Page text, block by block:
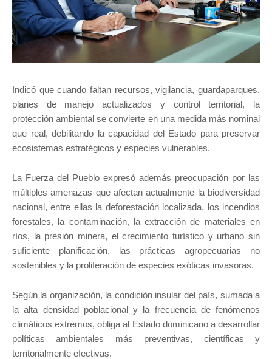
Indicó que cuando faltan recursos, vigilancia, guardaparques,
planes de manejo actualizados y control territorial, la
protección ambiental se convierte en una medida más nominal
que real, debilitando la capacidad del Estado para preservar
ecosistemas estratégicos y especies vulnerables.
La Fuerza del Pueblo expresó además preocupación por las
múltiples amenazas que afectan actualmente la biodiversidad
nacional, entre ellas la deforestación localizada, los incendios
forestales, la contaminación, la extracción de materiales en
ríos, la presión minera, el crecimiento turístico y urbano sin
suficiente planificación, las prácticas agropecuarias no
sostenibles y la proliferación de especies exóticas invasoras.
Según la organización, la condición insular del país, sumada a
la alta densidad poblacional y la frecuencia de fenómenos
climáticos extremos, obliga al Estado dominicano a desarrollar
políticas ambientales más preventivas, científicas y
territorialmente efectivas.